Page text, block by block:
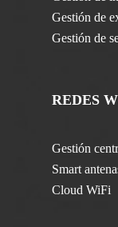
Gestión de
Gestión de
REDES
Gestión
Smart
Cloud WiFi